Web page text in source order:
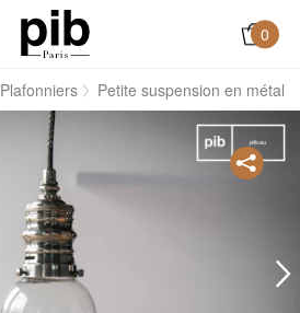
0
Plafonniers Petite suspension en métal